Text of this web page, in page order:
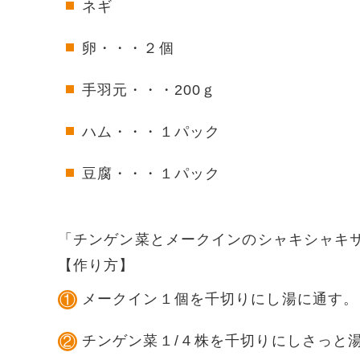
ネギ
卵・・・２個
手羽元・・・200ｇ
ハム・・・１パック
豆腐・・・１パック
「 チンゲン菜とメークインのシャキシャキ
【作り方】
メークイン１個を千切りにし湯に通す。
チンゲン菜１/４株を千切りにしさっと